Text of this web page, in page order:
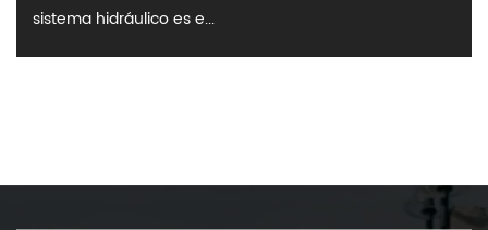
sistema hidráulico es e...